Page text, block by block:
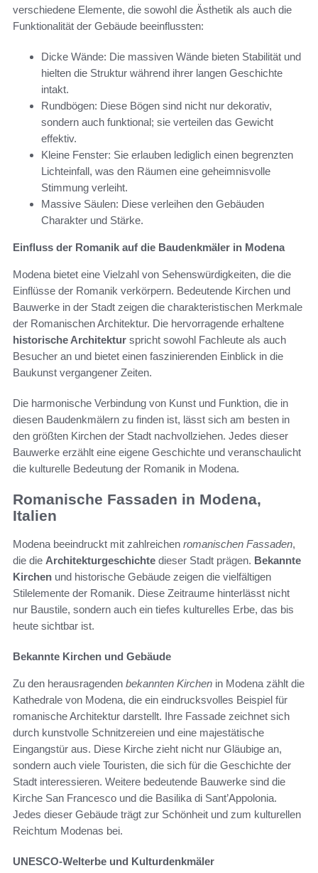
verschiedene Elemente, die sowohl die Ästhetik als auch die
Funktionalität der Gebäude beeinflussten:
Dicke Wände: Die massiven Wände bieten Stabilität und
hielten die Struktur während ihrer langen Geschichte
intakt.
Rundbögen: Diese Bögen sind nicht nur dekorativ,
sondern auch funktional; sie verteilen das Gewicht
effektiv.
Kleine Fenster: Sie erlauben lediglich einen begrenzten
Lichteinfall, was den Räumen eine geheimnisvolle
Stimmung verleiht.
Massive Säulen: Diese verleihen den Gebäuden
Charakter und Stärke.
Einfluss der Romanik auf die Baudenkmäler in Modena
Modena bietet eine Vielzahl von Sehenswürdigkeiten, die die
Einflüsse der Romanik verkörpern. Bedeutende Kirchen und
Bauwerke in der Stadt zeigen die charakteristischen Merkmale
der Romanischen Architektur. Die hervorragende erhaltene
historische Architektur spricht sowohl Fachleute als auch
Besucher an und bietet einen faszinierenden Einblick in die
Baukunst vergangener Zeiten.
Die harmonische Verbindung von Kunst und Funktion, die in
diesen Baudenkmälern zu finden ist, lässt sich am besten in
den größten Kirchen der Stadt nachvollziehen. Jedes dieser
Bauwerke erzählt eine eigene Geschichte und veranschaulicht
die kulturelle Bedeutung der Romanik in Modena.
Romanische Fassaden in Modena,
Italien
Modena beeindruckt mit zahlreichen romanischen Fassaden,
die die Architekturgeschichte dieser Stadt prägen. Bekannte
Kirchen und historische Gebäude zeigen die vielfältigen
Stilelemente der Romanik. Diese Zeitraume hinterlässt nicht
nur Baustile, sondern auch ein tiefes kulturelles Erbe, das bis
heute sichtbar ist.
Bekannte Kirchen und Gebäude
Zu den herausragenden bekannten Kirchen in Modena zählt die
Kathedrale von Modena, die ein eindrucksvolles Beispiel für
romanische Architektur darstellt. Ihre Fassade zeichnet sich
durch kunstvolle Schnitzereien und eine majestätische
Eingangstür aus. Diese Kirche zieht nicht nur Gläubige an,
sondern auch viele Touristen, die sich für die Geschichte der
Stadt interessieren. Weitere bedeutende Bauwerke sind die
Kirche San Francesco und die Basilika di Sant’Appolonia.
Jedes dieser Gebäude trägt zur Schönheit und zum kulturellen
Reichtum Modenas bei.
UNESCO-Welterbe und Kulturdenkmäler